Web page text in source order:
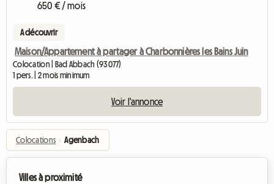
650 € / mois
A découvrir
Maison/Appartement à partager à Charbonnières les Bains Juin
Colocation | Bad Abbach (93077)
1 pers. | 2 mois minimum
Voir l'annonce
Colocations › Agenbach
Villes à proximité